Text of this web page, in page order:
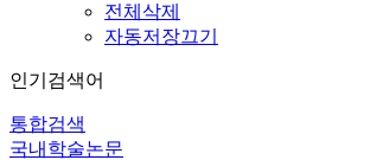
전체삭제
자동저장끄기
인기검색어
통합검색
국내학술논문